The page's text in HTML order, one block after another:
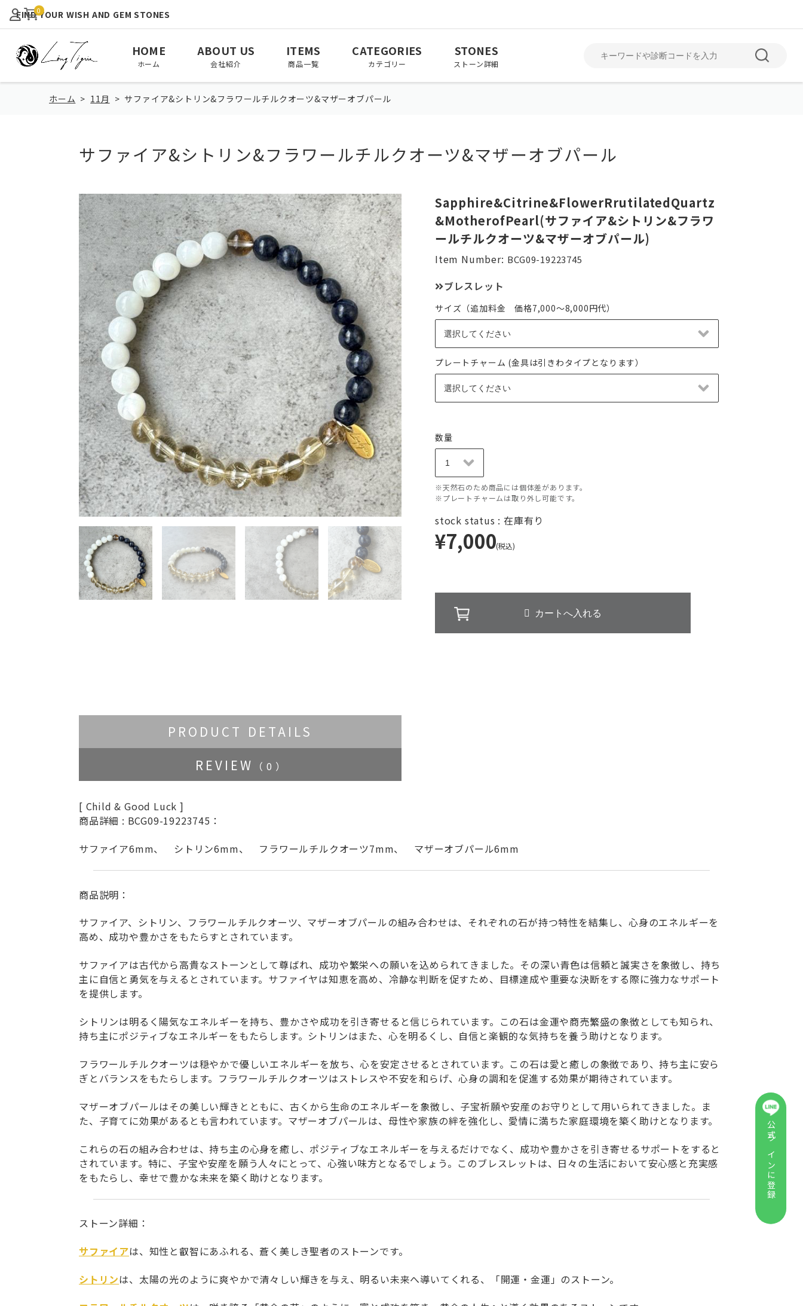
公式ラインに登録
0
ホーム
HOME
会社紹介
ABOUT US
商品一覧
ITEMS
カテゴリー
CATEGORIES
View All January February March April May June
9月 10月 11月
ストーン詳細
STONES
FIND YOUR WISH AND GEM STONES
ホーム 11月 サファイア&シトリン&フラワールチルクオーツ&マザーオブパール
サファイア&シトリン&フラワールチルクオーツ&マザーオブパール
Sapphire&Citrine&FlowerRrutilatedQuartz
&MotherofPearl(サファイア&シトリン&フラワ
ールチルクオーツ&マザーオブパール)
Item Number: BCG09-19223745
ブレスレット
サイズ（追加料金 価格7,000～8,000円代）
プレートチャーム (金具は引きわタイプとなります）
数量
※天然石のため商品には個体差があります。
※プレートチャームは取り外し可能です。
stock status : 在庫有り
¥7,000(税込)
PRODUCT DETAILS
REVIEW
（ 0 ）
[ Child & Good Luck ]
商品詳細 : BCG09-19223745：
サファイア6mm、 シトリン6mm、 フラワールチルクオーツ7mm、 マザーオブパール6mm
商品説明：
サファイア、シトリン、フラワールチルクオーツ、マザーオブパールの組み合わせは、それぞれの石が持つ特性を結集し、心身のエネルギーを
高め、成功や豊かさをもたらすとされています。
サファイアは古代から高貴なストーンとして尊ばれ、成功や繁栄への願いを込められてきました。その深い青色は信頼と誠実さを象徴し、持ち
主に自信と勇気を与えるとされています。サファイヤは知恵を高め、冷静な判断を促すため、目標達成や重要な決断をする際に強力なサポート
を提供します。
シトリンは明るく陽気なエネルギーを持ち、豊かさや成功を引き寄せると信じられています。この石は金運や商売繁盛の象徴としても知られ、
持ち主にポジティブなエネルギーをもたらします。シトリンはまた、心を明るくし、自信と楽観的な気持ちを養う助けとなります。
フラワールチルクオーツは穏やかで優しいエネルギーを放ち、心を安定させるとされています。この石は愛と癒しの象徴であり、持ち主に安ら
ぎとバランスをもたらします。フラワールチルクオーツはストレスや不安を和らげ、心身の調和を促進する効果が期待されています。
マザーオブパールはその美しい輝きとともに、古くから生命のエネルギーを象徴し、子宝祈願や安産のお守りとして用いられてきました。ま
た、子育てに効果があるとも言われています。マザーオブパールは、母性や家族の絆を強化し、愛情に満ちた家庭環境を築く助けとなります。
これらの石の組み合わせは、持ち主の心身を癒し、ポジティブなエネルギーを与えるだけでなく、成功や豊かさを引き寄せるサポートをすると
されています。特に、子宝や安産を願う人々にとって、心強い味方となるでしょう。このブレスレットは、日々の生活において安心感と充実感
をもたらし、幸せで豊かな未来を築く助けとなります。
ストーン詳細：
サファイアは、知性と叡智にあふれる、蒼く美しき聖者のストーンです。
シトリンは、太陽の光のように爽やかで清々しい輝きを与え、明るい未来へ導いてくれる、「開運・金運」のストーン。